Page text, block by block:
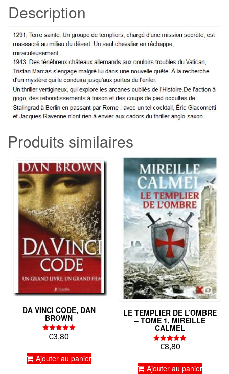
-
Résurrection
Eric
Giacometti,
Jacques
Ravenne
Description
Produits similaires
DA VINCI CODE, DAN
BROWN
Note
5.00
€3,80
Ajouter au panier
LE TEMPLIER DE L’OMBRE
– TOME 1, MIREILLE
CALMEL
Note
5.00
€8,80
Ajouter au panier